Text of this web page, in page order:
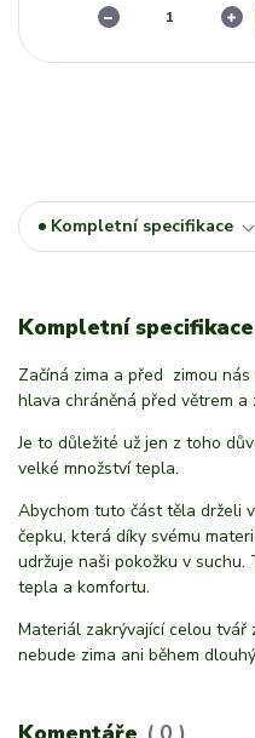
Kompletní specifikace
Kompletní specifikace
Začíná zima a před zimou
hlava chráněná před větrem a
Je to důležité už jen z toho
velké množství tepla.
Abychom tuto část těla drželi
čepku, která díky svému
udržuje naši pokožku v
tepla a komfortu.
Materiál zakrývající celou tvář
nebude zima ani během